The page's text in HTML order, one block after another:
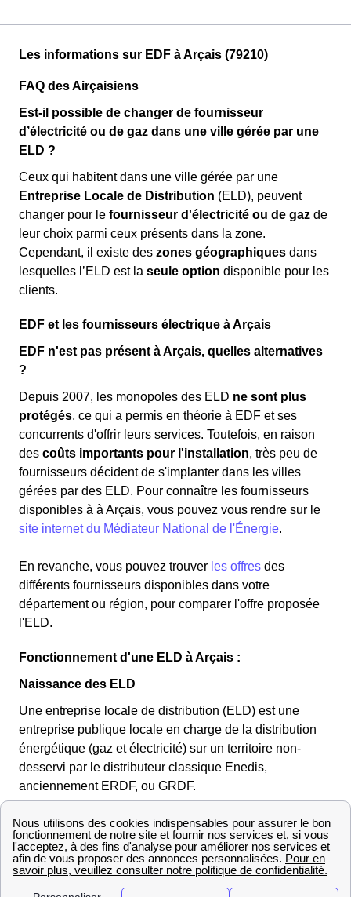
Les informations sur EDF à Arçais (79210)
FAQ des Airçaisiens
Est-il possible de changer de fournisseur
d’électricité ou de gaz dans une ville gérée par une
ELD ?
Ceux qui habitent dans une ville gérée par une
Entreprise Locale de Distribution (ELD), peuvent
changer pour le fournisseur d'électricité ou de gaz de
leur choix parmi ceux présents dans la zone.
Cependant, il existe des zones géographiques dans
lesquelles l’ELD est la seule option disponible pour les
clients.
EDF et les fournisseurs électrique à Arçais
EDF n'est pas présent à Arçais, quelles alternatives
?
Depuis 2007, les monopoles des ELD ne sont plus
protégés, ce qui a permis en théorie à EDF et ses
concurrents d'offrir leurs services. Toutefois, en raison
des coûts importants pour l'installation, très peu de
fournisseurs décident de s'implanter dans les villes
gérées par des ELD. Pour connaître les fournisseurs
disponibles à à Arçais, vous pouvez vous rendre sur le
site internet du Médiateur National de l'Énergie.
En revanche, vous pouvez trouver les offres des
différents fournisseurs disponibles dans votre
département ou région, pour comparer l'offre proposée
l'ELD.
Fonctionnement d'une ELD à Arçais :
Naissance des ELD
Une entreprise locale de distribution (ELD) est une
entreprise publique locale en charge de la distribution
énergétique (gaz et électricité) sur un territoire non-
desservi par le distributeur classique Enedis,
anciennement ERDF, ou GRDF.
Uneloi de nationalisationde la distribution du gaz et
de l'électricité a été appliquée en 1946 en France.Si la
totalité des entreprises privées ont été nationalisées
sous ERDF, EDF, GDF et GRDF, les entreprises